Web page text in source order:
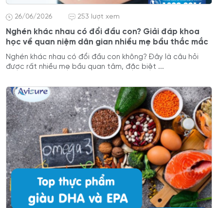
26/06/2026 253 lượt xem
Nghén khác nhau có đổi đầu con? Giải đáp khoa
học về quan niệm dân gian nhiều mẹ bầu thắc mắc
Nghén khác nhau có đổi đầu con không? Đây là câu hỏi
được rất nhiều mẹ bầu quan tâm, đặc biệt ...